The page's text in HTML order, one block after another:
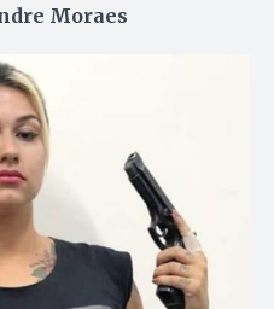
Moraes